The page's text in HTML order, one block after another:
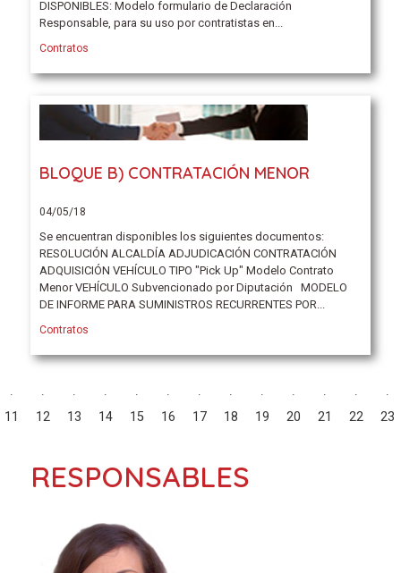
DISPONIBLES: Modelo formulario de Declaración
Responsable, para su uso por contratistas en...
Contratos
BLOQUE B) CONTRATACIÓN MENOR
04/05/18
Se encuentran disponibles los siguientes documentos:
RESOLUCIÓN ALCALDÍA ADJUDICACIÓN CONTRATACIÓN
ADQUISICIÓN VEHÍCULO TIPO "Pick Up" Modelo Contrato
Menor VEHÍCULO Subvencionado por Diputación MODELO
DE INFORME PARA SUMINISTROS RECURRENTES POR...
Contratos
11 12 13 14 15 16 17 18 19 20 21 22 23
RESPONSABLES